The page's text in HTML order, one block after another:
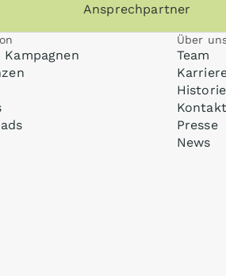
Ansprechpartner
Kampagnen
Über
Team
Historie
Kontakt
Presse
News